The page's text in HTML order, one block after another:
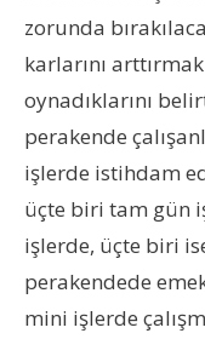
zorunda
karlarını
oynadıklarını
perakende
işlerde istihdam
üçte biri tam gün
işlerde, üçte biri
perakendede
mini işlerde